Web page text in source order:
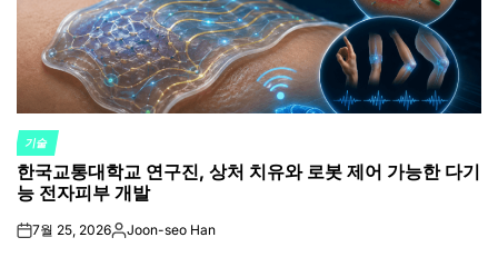
POSTED
IN
기술
한국교통대학교 연구진, 상처 치유와 로봇 제어 가능한 다기
능 전자피부 개발
on7월 25, 2026Posted
Joon-seo Han